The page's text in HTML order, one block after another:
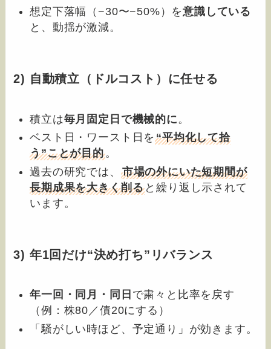
想定下落幅（−30〜−50%）を意識している
と、動揺が激減。
2) 自動積立（ドルコスト）に任せる
積立は毎月固定日で機械的に 。
ベスト日・ワースト日を“平均化して拾
う”ことが目的。
過去の研究では、 市場の外にいた短期間が
長期成果を大きく削る と繰り返し示されて
います。
3) 年1回だけ“決め打ち”リバランス
年一回・同月・同日 で粛々と比率を戻す
（例：株80／債20にする）
「騒がしい時ほど、予定通り」が効きます。